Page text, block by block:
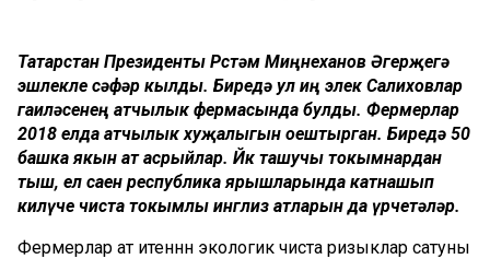
Татарстан Президенты Рөстәм Миңнеханов Әгерҗегә
эшлекле сәфәр кылды. Биредә ул иң элек Салиховлар
гаиләсенең атчылык фермасында булды. Фермерлар
2018 елда атчылык хуҗалыгын оештырган. Биредә 50
башка якын ат асрыйлар. Йөк ташучы токымнардан
тыш, ел саен республика ярышларында катнашып
килүче чиста токымлы инглиз атларын да үрчетәләр.
Фермерлар ат итеннән экологик чиста ризыклар сатуны